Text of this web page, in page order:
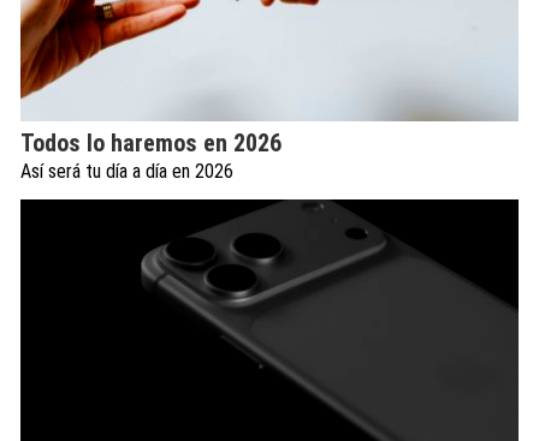
Todos lo haremos en 2026
Así será tu día a día en 2026